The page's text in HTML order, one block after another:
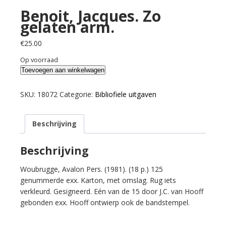
Benoit, Jacques. Zo
gelaten arm.
€25.00
Op voorraad
Benoit,
Zo
arm.
aantal
Toevoegen aan winkelwagen
SKU: 18072 Categorie: Bibliofiele uitgaven
Beschrijving
Beschrijving
Woubrugge, Avalon Pers. (1981). (18 p.) 125
genummerde exx. Karton, met omslag. Rug iets
verkleurd. Gesigneerd. Eén van de 15 door J.C. van Hooff
gebonden exx. Hooff ontwierp ook de bandstempel.